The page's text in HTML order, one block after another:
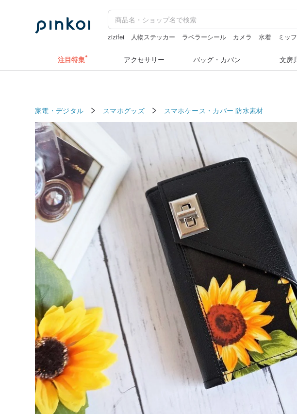
zizifei 人物ステッカー ラベラーシール カメラ 水着 ミッ
注目特集 アクセサリー バッグ・カバン 文房
家電・デジタル スマホグッズ スマホケース・カバー 防水素材